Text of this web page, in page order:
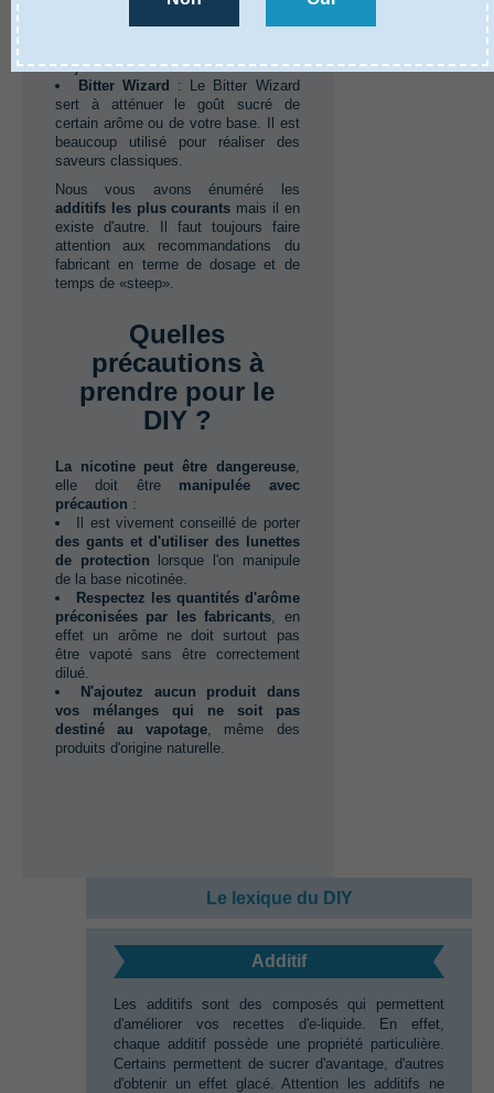
‬Cet additif est beaucoup utilisé dans
‬10‭ ‬jours de maturation.
Bitter Wizard
‭:‭ ‬Le Bitter Wizard
sert à atténuer le goût sucré de
certain arôme ou de votre base.‭ ‬Il est
beaucoup utilisé pour réaliser des
saveurs classiques.
Nous vous avons énuméré les‭
additifs les plus courants mais il en
existe d'autre.‭ ‬Il faut toujours faire
attention aux recommandations du
fabricant en terme de dosage et de
temps de‭ «‬steep»‬.
Quelles
précautions à
prendre pour le
DIY ?
La nicotine peut être dangereuse,‭
‬elle doit être‭ ‬ manipulée avec
précaution :
Il est vivement conseillé de porter‭
des gants et d'utiliser des lunettes
de protection lorsque l'on manipule
de la base nicotinée.
Respectez les quantités d'arôme
préconisées par les fabricants,‭ ‬en
effet un arôme ne doit surtout pas
être vapoté sans être correctement
dilué.
N'ajoutez aucun produit dans
vos mélanges qui ne soit pas
destiné au vapotage,‭ ‬même des
produits d'origine naturelle.
Le lexique du DIY
Additif‭
Les additifs sont des composés qui permettent
d'améliorer vos recettes d'e-liquide.‭ ‬En effet,‭
‬chaque additif possède une propriété particulière.‭
‬Certains permettent de sucrer d'avantage,‭ ‬d'autres
d'obtenir un effet glacé.‭ ‬Attention les additifs ne